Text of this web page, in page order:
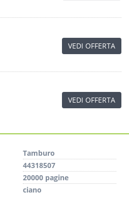
VEDI OFFERTA
VEDI OFFERTA
Tamburo
44318507
20000 pagine
ciano